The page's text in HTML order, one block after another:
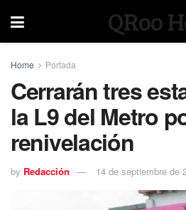
QRoo
Home Portada
Cerrarán tres
la L9 del Metro
renivelación
by Redacción 14 de septiembre de